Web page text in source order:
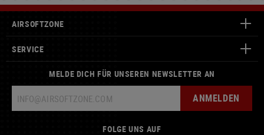
AIRSOFTZONE
SERVICE
MELDE DICH FÜR UNSEREN NEWSLETTER AN
ANMELDEN
FOLGE UNS AUF